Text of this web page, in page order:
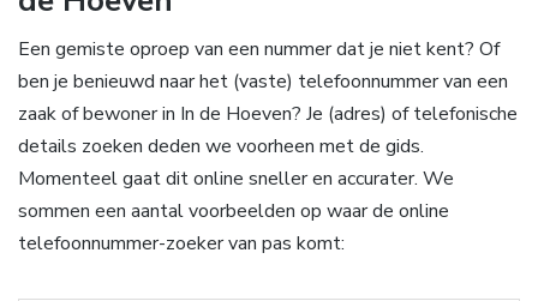
Een gemiste oproep van een nummer dat je niet kent? Of
ben je benieuwd naar het (vaste) telefoonnummer van een
zaak of bewoner in In de Hoeven? Je (adres) of telefonische
details zoeken deden we voorheen met de gids.
Momenteel gaat dit online sneller en accurater. We
sommen een aantal voorbeelden op waar de online
telefoonnummer-zoeker van pas komt: